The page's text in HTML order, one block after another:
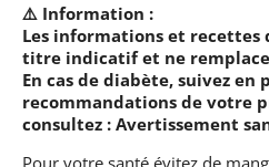
⚠️ Information :
Les informations et recettes
titre indicatif et ne
En cas de diabète, suivez en
recommandations de votre
consultez : Avertissement
Pour votre santé évitez de